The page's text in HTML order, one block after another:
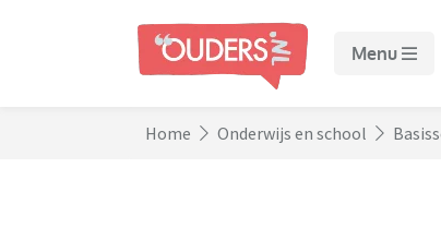
Menu
Home Onderwijs en school